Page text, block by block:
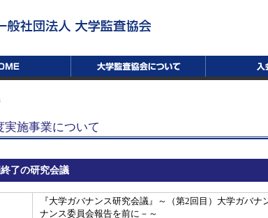
実施事業について
了の研究会議
『大学ガバナンス研究会議』～（第2回目）大学ガバ
ナンス委員会報告を前に－～